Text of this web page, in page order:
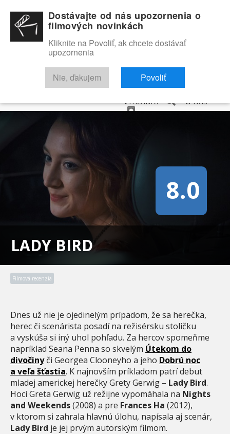
RECENZIE TRAILERY FILMOVÁ DATABÁZA
VYHĽADAŤ O NÁS
LADY BIRD
8.0
Filmová recenzia
Dnes už nie je ojedinelým prípadom, že sa herečka,
herec či scenárista posadí na režisérsku stoličku
a vyskúša si iný uhol pohľadu. Za hercov spomeňme
napríklad Seana Penna so skvelým Útekom do
divočinyči Georgea Clooneyho a jeho Dobrú noc
a veľa šťastia. K najnovším príkladom patrí debut
mladej americkej herečky Grety Gerwig – Lady Bird.
Hoci Greta Gerwig už režijne vypomáhala na Nights
and Weekends(2008) a pre Frances Ha (2012),
v ktorom si zahrala hlavnú úlohu, napísala aj scenár,
Lady Bird je jej prvým autorským filmom.
Dostávajte od nás upozornenia o
filmových novinkách
Kliknite na Povoliť, ak chcete dostávať
upozornenia
Nie, ďakujem Povoliť